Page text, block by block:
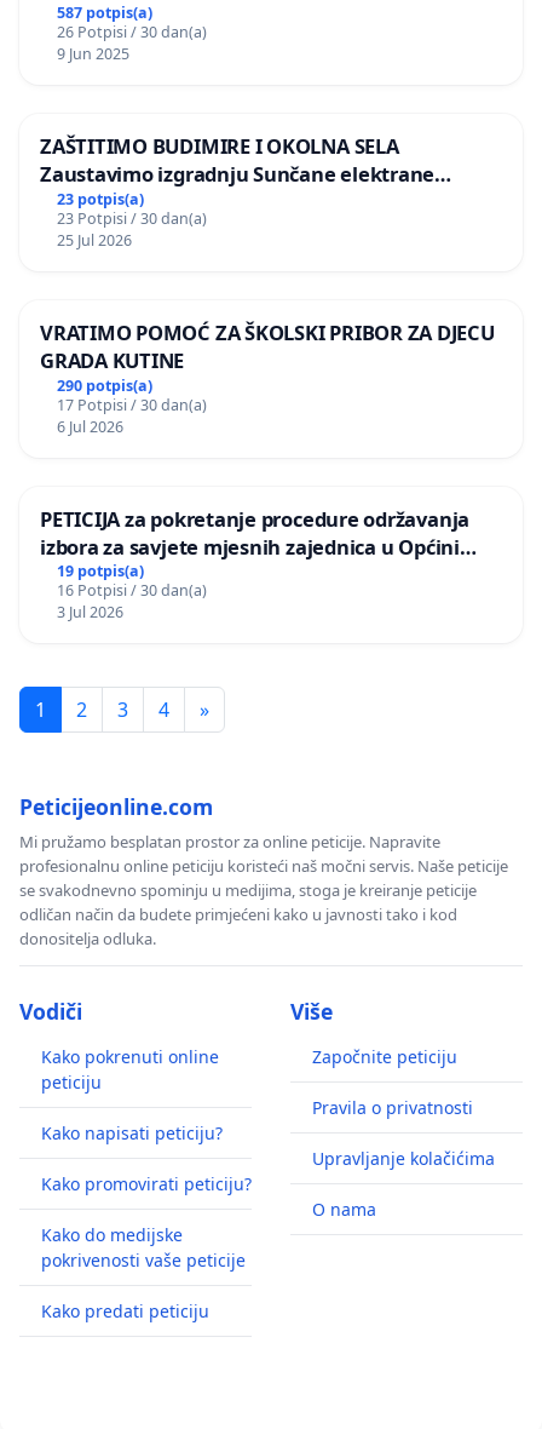
587 potpis(a)
26 Potpisi / 30 dan(a)
9 Jun 2025
ZAŠTITIMO BUDIMIRE I OKOLNA SELA
Zaustavimo izgradnju Sunčane elektrane
Vedrine na području Ugljana
23 potpis(a)
23 Potpisi / 30 dan(a)
25 Jul 2026
VRATIMO POMOĆ ZA ŠKOLSKI PRIBOR ZA DJECU
GRADA KUTINE
290 potpis(a)
17 Potpisi / 30 dan(a)
6 Jul 2026
PETICIJA za pokretanje procedure održavanja
izbora za savjete mjesnih zajednica u Općini
Bugojno
19 potpis(a)
16 Potpisi / 30 dan(a)
3 Jul 2026
1 2 3 4 »
Peticijeonline.com
Mi pružamo besplatan prostor za online peticije. Napravite
profesionalnu online peticiju koristeći naš močni servis. Naše peticije
se svakodnevno spominju u medijima, stoga je kreiranje peticije
odličan način da budete primjećeni kako u javnosti tako i kod
donositelja odluka.
Vodiči
Kako pokrenuti online
peticiju
Kako napisati peticiju?
Kako promovirati peticiju?
Kako do medijske
pokrivenosti vaše peticije
Kako predati peticiju
Više
Započnite peticiju
Pravila o privatnosti
Upravljanje kolačićima
O nama